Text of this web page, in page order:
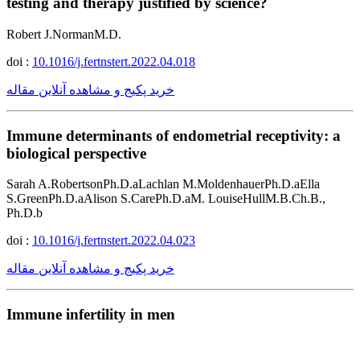
Robert J.NormanM.D.
doi : 10.1016/j.fertnstert.2022.04.018
خرید پکیج و مشاهده آنلاین مقاله
Immune determinants of endometrial receptivity: a
biological perspective
Sarah A.RobertsonPh.D.aLachlan M.MoldenhauerPh.D.aElla
S.GreenPh.D.aAlison S.CarePh.D.aM. LouiseHullM.B.Ch.B.,
Ph.D.b
doi : 10.1016/j.fertnstert.2022.04.023
خرید پکیج و مشاهده آنلاین مقاله
Immune infertility in men